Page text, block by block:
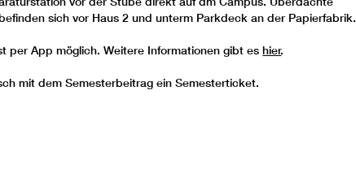
sich vor Haus 2 und unterm Parkdeck an der Papierfabrik.
per App möglich. Weitere Informationen gibt eshier.
mit dem Semesterbeitrag ein Semesterticket.